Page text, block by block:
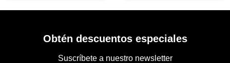
Obtén descuentos especiales
Suscríbete a nuestro newsletter